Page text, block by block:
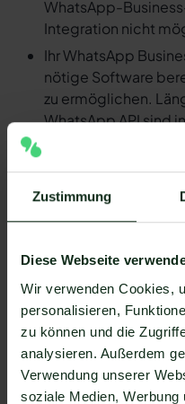
Zustimmung
Diese Webseite
Wir verwenden Cookies,
personalisieren,
zu können und die
analysieren. Außerdem
Verwendung unserer
soziale Medien, Werbung
WhatsApp-
Integration nicht
Ihr WhatsApp
nötige Software
zu ermöglichen.
WhatsApp API sind
von Workiom und
Mateo stehen
über 6.000 Apps
WhatsApp
natürlich auch
Da der
dem Anbieter der
differenziert, gibt es
Anleitung. Wir zeigen
Einrichtung der
WhatsApp mit Mateo
So funktioniert